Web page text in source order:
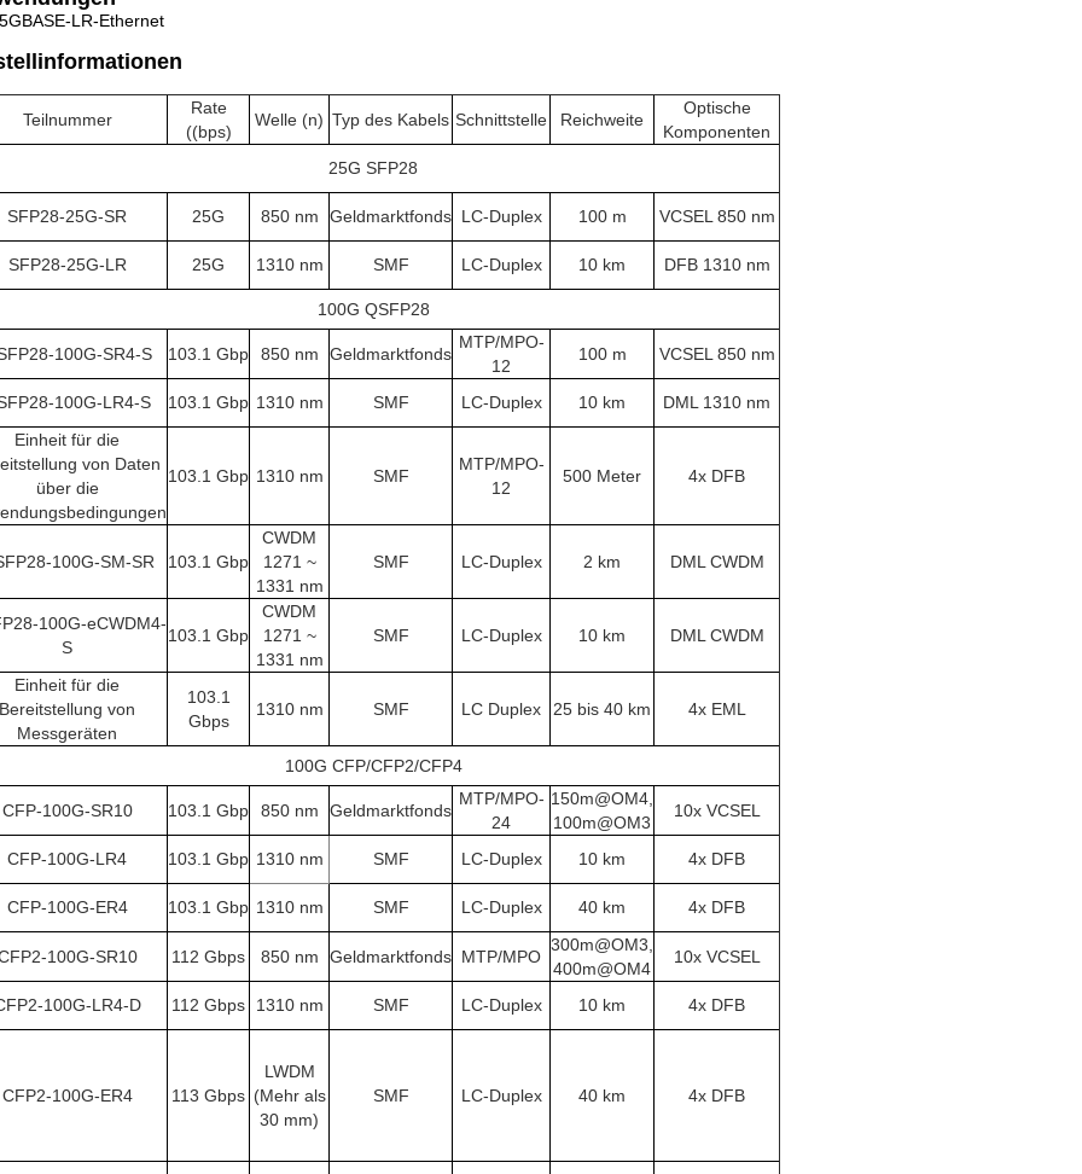
LR-Ethernet
Teilnummer
Rate
((bps)
Welle (n) Typ des Kabels Schnittstelle Reichweite
Optische
Komponenten
25G SFP28
SFP28-25G-SR 25G 850 nm Geldmarktfonds LC-Duplex 100 m VCSEL 850 nm
SFP28-25G-LR 25G 1310 nm SMF LC-Duplex 10 km DFB 1310 nm
100G QSFP28
100G-SR4-S 103.1 Gbp 850 nm Geldmarktfonds
MTP/MPO-
12
100 m VCSEL 850 nm
100G-LR4-S 103.1 Gbp 1310 nm SMF LC-Duplex 10 km
DML 1310 nm
Einheit für die
von Daten
über die
103.1 Gbp 1310 nm SMF
MTP/MPO-
12
500 Meter 4x DFB
100G-SM-SR 103.1 Gbp
CWDM
1271 ~
1331 nm
SMF LC-Duplex 2 km DML CWDM
100G-eCWDM4-
S
103.1 Gbp
CWDM
1271 ~
1331 nm
SMF LC-Duplex 10 km DML CWDM
Einheit für die
Bereitstellung von
Messgeräten
103.1
Gbps
1310 nm SMF LC Duplex 25 bis 40 km 4x EML
100G CFP/CFP2/CFP4
CFP-100G-SR10 103.1 Gbp 850 nm Geldmarktfonds
MTP/MPO-
24
150m@OM4,
100m@OM3
10x VCSEL
CFP-100G-LR4 103.1 Gbp 1310 nm SMF LC-Duplex 10 km 4x DFB
CFP-100G-ER4 103.1 Gbp 1310 nm SMF LC-Duplex 40 km 4x DFB
100G-SR10 112 Gbps 850 nm Geldmarktfonds MTP/MPO
300m@OM3,
400m@OM4
10x VCSEL
100G-LR4-D 112 Gbps 1310 nm SMF LC-Duplex 10 km 4x DFB
CFP2-100G-ER4 113 Gbps
LWDM
(Mehr als
30 mm)
SMF LC-Duplex 40 km 4x DFB